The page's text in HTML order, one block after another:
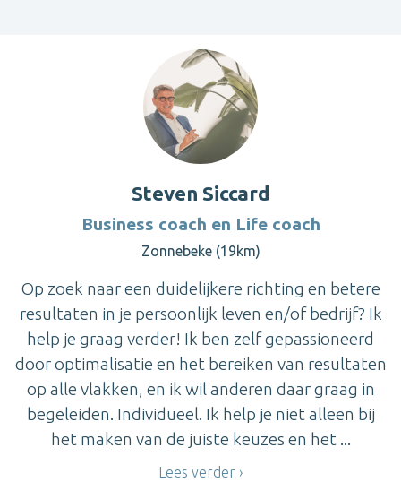
Steven Siccard
Business coach en Life coach
Zonnebeke (19km)
Op zoek naar een duidelijkere richting en betere
resultaten in je persoonlijk leven en/of bedrijf? Ik
help je graag verder! Ik ben zelf gepassioneerd
door optimalisatie en het bereiken van resultaten
op alle vlakken, en ik wil anderen daar graag in
begeleiden. Individueel. Ik help je niet alleen bij
het maken van de juiste keuzes en het ...
Lees verder